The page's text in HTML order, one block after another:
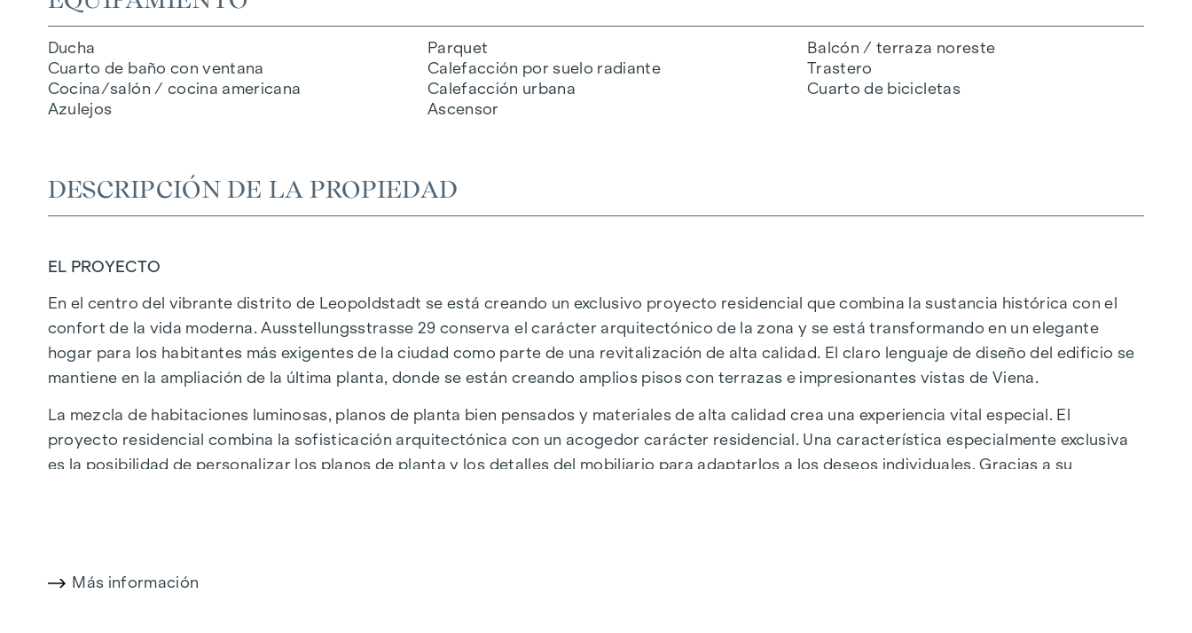
Ducha
Cuarto de baño con ventana
Cocina/salón / cocina americana
Azulejos
Parquet
Calefacción por suelo radiante
Calefacción urbana
Ascensor
Balcón / terraza noreste
Trastero
Cuarto de bicicletas
DESCRIPCIÓN DE LA PROPIEDAD
EL PROYECTO
En el centro del vibrante distrito de Leopoldstadt se está creando un exclusivo proyecto residencial que combina la sustancia histórica con el
confort de la vida moderna. Ausstellungsstrasse 29 conserva el carácter arquitectónico de la zona y se está transformando en un elegante
hogar para los habitantes más exigentes de la ciudad como parte de una revitalización de alta calidad. El claro lenguaje de diseño del edificio se
mantiene en la ampliación de la última planta, donde se están creando amplios pisos con terrazas e impresionantes vistas de Viena.
La mezcla de habitaciones luminosas, planos de planta bien pensados y materiales de alta calidad crea una experiencia vital especial. El
proyecto residencial combina la sofisticación arquitectónica con un acogedor carácter residencial. Una característica especialmente exclusiva
es la posibilidad de personalizar los planos de planta y los detalles del mobiliario para adaptarlos a los deseos individuales. Gracias a su
donde boutiques, tiendas conceptuales y proveedores locales satisfacen todos los deseos. Desde restaurantes de lujo hasta encantadores
Más información